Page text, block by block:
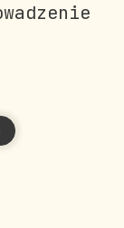
Karina
strona: Czuma